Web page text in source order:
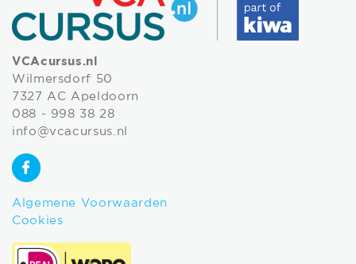
VCAcursus.nl
Wilmersdorf 50
7327 AC Apeldoorn
088 - 998 38 28
info@vcacursus.nl
Algemene Voorwaarden
Cookies